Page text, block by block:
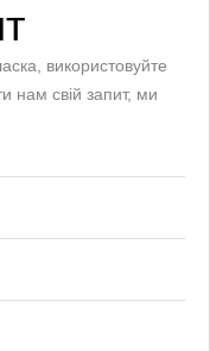
використовуйте
нам свій запит, ми